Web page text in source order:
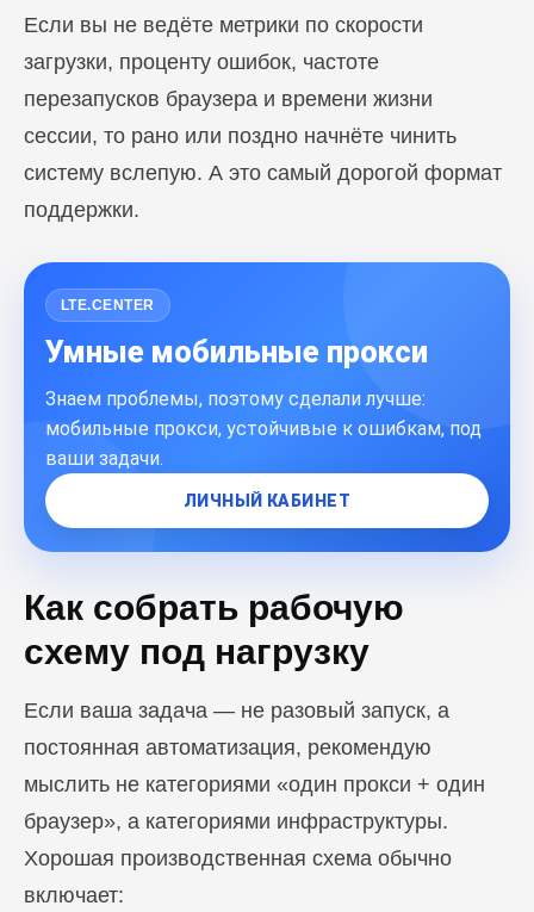
Если вы не ведёте метрики по скорости
загрузки, проценту ошибок, частоте
перезапусков браузера и времени жизни
сессии, то рано или поздно начнёте чинить
систему вслепую. А это самый дорогой формат
поддержки.
LTE.CENTER
Умные мобильные прокси
Знаем проблемы, поэтому сделали лучше:
мобильные прокси, устойчивые к ошибкам, под
ваши задачи.
ЛИЧНЫЙ КАБИНЕТ
Как собрать рабочую
схему под нагрузку
Если ваша задача — не разовый запуск, а
постоянная автоматизация, рекомендую
мыслить не категориями «один прокси + один
браузер», а категориями инфраструктуры.
Хорошая производственная схема обычно
включает: